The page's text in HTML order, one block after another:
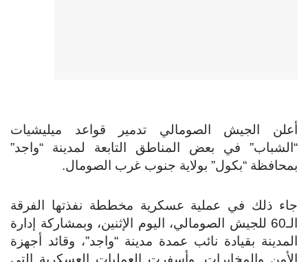
أعلن الجيش الصومالي تدمير قواعد ميليشيات
“الشباب” في بعض المناطق التابعة لمدينة “واجد”
بمحافظة “بكول” بولاية جنوب غرب الصومال.
جاء ذلك في عملية عسكرية مخططة نفذتها الفرقة
الـ60 للجيش الصومالي، اليوم الإثنين، وبمشاركة إدارة
المدينة بقيادة نائب عمدة مدينة “واجد”، وقائد أجهزة
الأمن والمخابرات. وأسفرت العمليات العسكرية التي